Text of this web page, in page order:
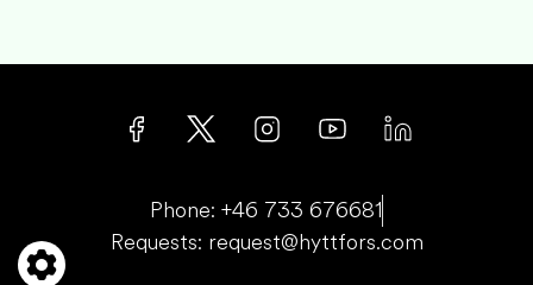
Phone: +46 733 676681
Requests: request@hyttfors.com